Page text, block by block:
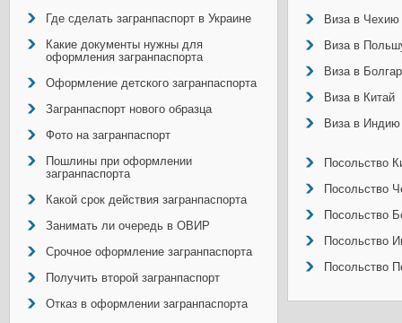
Где сделать загранпаспорт в Украине
Какие документы нужны для
оформления загранпаспорта
Оформление детского загранпаспорта
Загранпаспорт нового образца
Фото на загранпаспорт
Пошлины при оформлении
загранпаспорта
Какой срок действия загранпаспорта
Занимать ли очередь в ОВИР
Срочное оформление загранпаспорта
Получить второй загранпаспорт
Отказ в оформлении загранпаспорта
Виза в Чехию
Виза в
Виза в
Виза в Китай
Виза в Индию
Посольство
Посольство
Посольство
Посольство
Посольство